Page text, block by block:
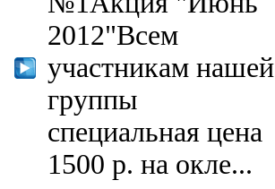
2012"Всем
участникам нашей
группы
специальная цена
1500 р. на окле...